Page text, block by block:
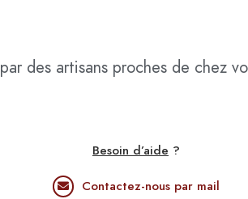
par des artisans proches de chez
Besoin d’aide ?
Contactez-nous par mail